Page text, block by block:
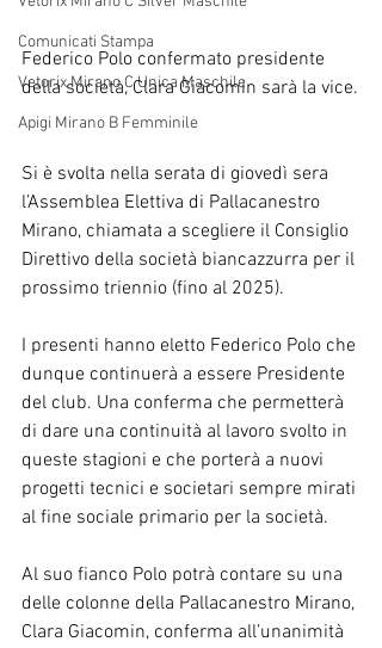
Comunicati Stampa
Vetorix Mirano C Unica Maschile
Apigi Mirano B Femminile
Federico Polo confermato presidente
della società, Clara Giacomin sarà la vice.
Si è svolta nella serata di giovedì sera
l’Assemblea Elettiva di Pallacanestro
Mirano, chiamata a scegliere il Consiglio
Direttivo della società biancazzurra per il
prossimo triennio (fino al 2025).
I presenti hanno eletto Federico Polo che
dunque continuerà a essere Presidente
del club. Una conferma che permetterà
di dare una continuità al lavoro svolto in
queste stagioni e che porterà a nuovi
progetti tecnici e societari sempre mirati
al fine sociale primario per la società.
Al suo fianco Polo potrà contare su una
delle colonne della Pallacanestro Mirano,
Clara Giacomin, conferma all’unanimità